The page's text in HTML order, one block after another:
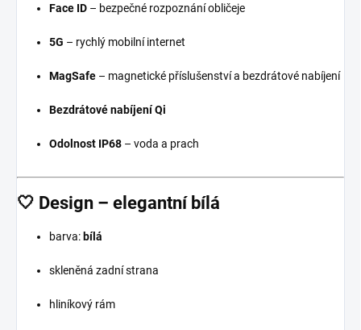
Face ID – bezpečné rozpoznání obličeje
5G – rychlý mobilní internet
MagSafe – magnetické příslušenství a bezdrátové nabíjení
Bezdrátové nabíjení Qi
Odolnost IP68 – voda a prach
🤍 Design – elegantní bílá
barva: bílá
skleněná zadní strana
hliníkový rám